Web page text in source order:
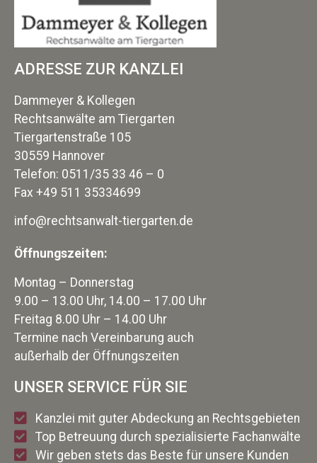
ADRESSE ZUR KANZLEI
Dammeyer & Kollegen
Rechtsanwälte am Tiergarten
Tiergartenstraße 105
30559 Hannover
Telefon: 0511/35 33 46 – 0
Fax +49 511 35334699
info@rechtsanwalt-tiergarten.de
Öffnungszeiten:
Montag – Donnerstag
9.00 – 13.00 Uhr, 14.00 – 17.00 Uhr
Freitag 8.00 Uhr – 14.00 Uhr
Termine nach Vereinbarung auch
außerhalb der Öffnungszeiten
UNSER SERVICE FÜR SIE
Kanzlei mit guter Abdeckung an Rechtsgebieten
Top Betreuung durch spezialisierte Fachanwälte
Wir geben stets das Beste für unsere Kunden